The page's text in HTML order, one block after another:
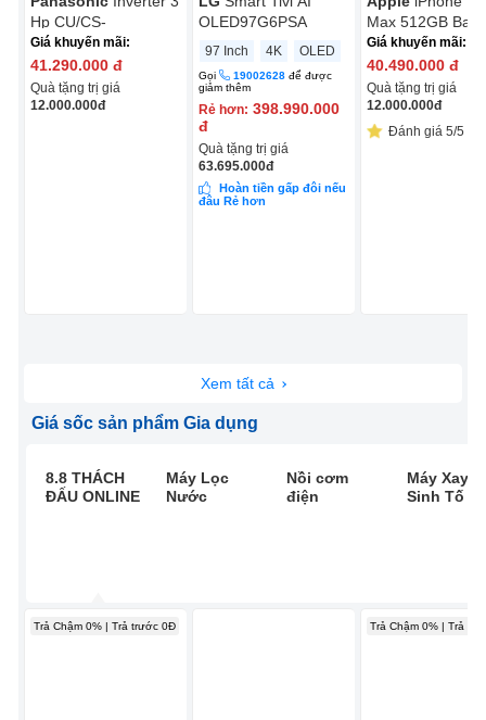
Hp CU/CS-
NZ24CF1H-8N
Giá khuyến mãi:
41.290.000 đ
Quà tặng trị giá
12.000.000đ
OLED97G6PSA
97 Inch 4K OLED
Gọi 19002628 để được
giảm thêm
Rẻ hơn: 398.990.000
đ
Quà tặng trị giá
63.695.000đ
Hoàn tiền gấp đôi nếu
đâu Rẻ hơn
Max 512GB Bạc
Giá khuyến mãi:
40.490.000 đ
Quà tặng trị giá
12.000.000đ
Đánh giá 5/5
Xem tất cả
Giá sốc sản phẩm Gia dụng
8.8 THÁCH
ĐẤU ONLINE
Máy Lọc
Nước
Nồi cơm
điện
Máy Xay
Sinh Tố
Trả Chậm 0% | Trả trước 0Đ Trả Chậm 0% | Trả